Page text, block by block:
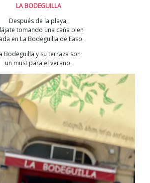
LA BODEGUILLA
Después de la playa,
tomando una caña bien
en La Bodeguilla de Easo.
Bodeguilla y su terraza son
un must para el verano.